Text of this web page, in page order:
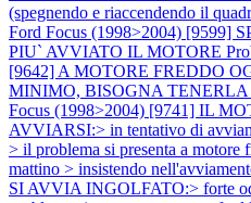
(spegnendo e riaccendendo il
Ford Focus (1998>2004) [9599]
PIU` AVVIATO IL MOTORE
[9642] A MOTORE FREDDO
MINIMO, BISOGNA TENERLA
Focus (1998>2004) [9741] IL
AVVIARSI:> in tentativo di
> il problema si presenta a motore
mattino > insistendo
SI AVVIA INGOLFATO:> forte